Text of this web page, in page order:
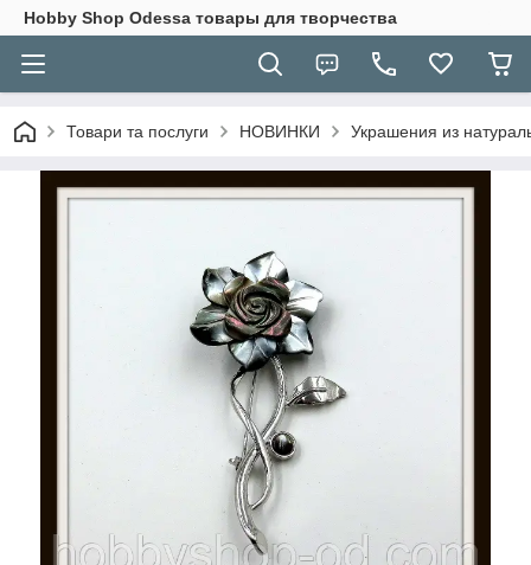
Hobbу Shop Odessa товары для творчества
Товари та послуги НОВИНКИ Украшения из